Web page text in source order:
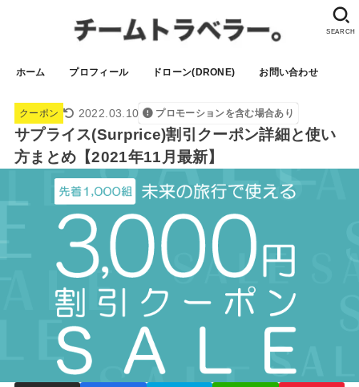
ホーム プロフィール ドローン(DRONE) お問い合わせ
SEARCH
クーポン 2022.03.10 プロモーションを含む場合あり
サプライス(Surprice)割引クーポン詳細と使い
方まとめ【2021年11月最新】